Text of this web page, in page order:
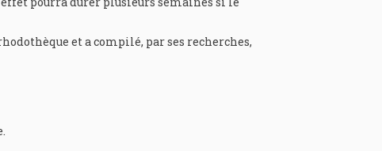
et a compilé, par ses recherches,